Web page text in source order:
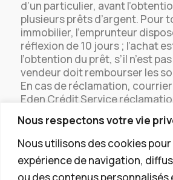
Nous respectons votre vie
Nous utilisons des cookies
expérience de navigation,
ou des contenus
d’un particulier, avant
plusieurs prêts d’argent. Pour
immobilier, l’emprunteur
réflexion de 10 jours ; l’achat
l’obtention du prêt, s’il n’est
vendeur doit rembourser les
En cas de réclamation,
Eden Crédit Service
Médiateur : ANM
Colmar, 94 300 Vincennes,
contact@anm-conso, 01 46 81